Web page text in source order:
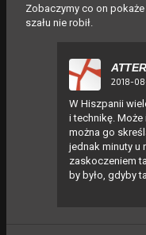
Zobaczymy co on
szału nie robił.
2018-
W Hiszpanii
i technikę. Może
można go
jednak minuty u
zaskoczeniem
by było, gdyby